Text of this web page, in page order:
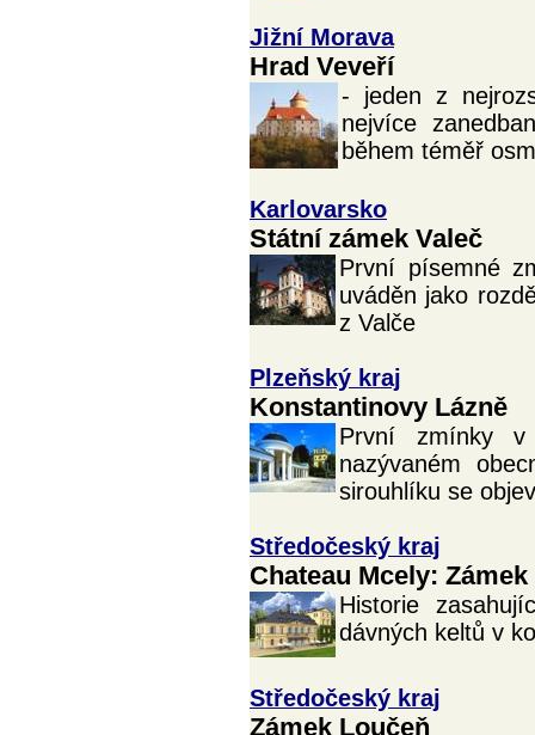
Jižní Morava
Hrad Veveří
- jeden z
nejvíce
během téměř
Karlovarsko
Státní zámek Valeč
První písemné
uváděn jako
z Valče
Plzeňský kraj
Konstantinovy Lázně
První zmínky v
nazývaném
sirouhlíku se
Středočeský kraj
Chateau Mcely:
Historie
dávných keltů v
Středočeský kraj
Zámek Loučeň